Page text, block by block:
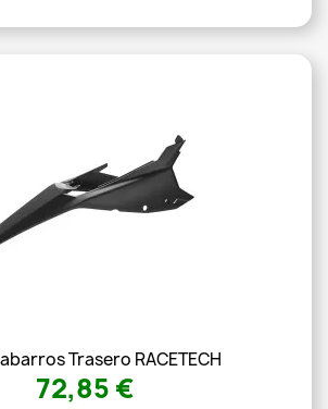
Trasero RACETECH
72,85 €